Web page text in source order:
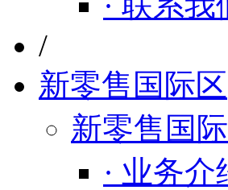
/
新零售国际区
新零售国
· 业务介